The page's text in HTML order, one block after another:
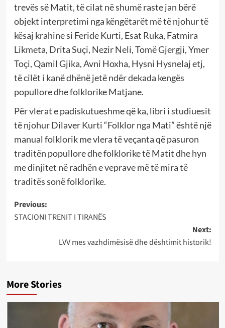
trevës së Matit, të cilat në shumë raste jan bërë
objekt interpretimi nga këngëtarët më të njohur të
kësaj krahine si Feride Kurti, Esat Ruka, Fatmira
Likmeta, Drita Suçi, Nezir Neli, Tomë Gjergji, Ymer
Toçi, Qamil Gjika, Avni Hoxha, Hysni Hysnelaj etj,
të cilët i kanë dhënë jetë ndër dekada kengës
popullore dhe folklorike Matjane.
Për vlerat e padiskutueshme që ka, libri i studiuesit
të njohur Dilaver Kurti “Folklor nga Mati” është një
manual folklorik me vlera të veçanta që pasuron
traditën popullore dhe folklorike të Matit dhe hyn
me dinjitet në radhën e veprave më të mira të
traditës sonë folklorike.
Post
navigation
Previous:
STACIONI TRENIT I TIRANËS
Next:
LVV mes vazhdimësisë dhe dështimit historik!
More Stories